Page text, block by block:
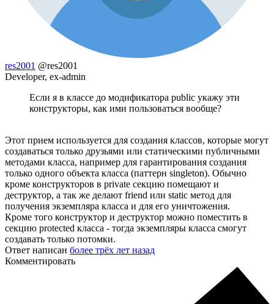
res2001 @res2001
Developer, ex-admin
Если я в классе до модификатора public укажу эти
конструкторы, как ими пользоваться вообще?
Этот прием используется для создания классов, которые могут
создаваться только друзьями или статическими публичными
методами класса, например для гарантирования создания
только одного объекта класса (паттерн singleton). Обычно
кроме конструкторов в private секцию помещают и
деструктор, а так же делают friend или static метод для
получения экземпляра класса и для его уничтожения.
Кроме того конструктор и деструктор можно поместить в
секцию protected класса - тогда экземпляры класса смогут
создавать только потомки.
Ответ написан более трёх лет назад
Комментировать